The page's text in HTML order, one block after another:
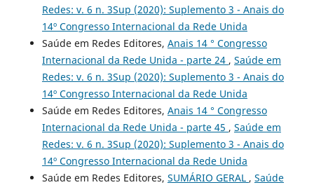
Redes: v. 6 n. 3Sup (2020): Suplemento 3 - Anais do
14º Congresso Internacional da Rede Unida
Saúde em Redes Editores, Anais 14 ° Congresso
Internacional da Rede Unida - parte 24 , Saúde em
Redes: v. 6 n. 3Sup (2020): Suplemento 3 - Anais do
14º Congresso Internacional da Rede Unida
Saúde em Redes Editores, Anais 14 ° Congresso
Internacional da Rede Unida - parte 45 , Saúde em
Redes: v. 6 n. 3Sup (2020): Suplemento 3 - Anais do
14º Congresso Internacional da Rede Unida
Saúde em Redes Editores, SUMÁRIO GERAL , Saúde